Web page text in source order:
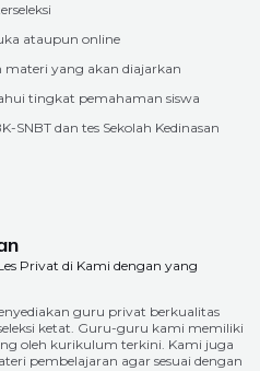
ataupun online
materi yang akan diajarkan
tingkat pemahaman siswa
SNBT dan tes Sekolah Kedinasan
Privat di Kami dengan yang
guru privat berkualitas
ketat. Guru-guru kami memiliki
oleh kurikulum terkini. Kami juga
pembelajaran agar sesuai dengan